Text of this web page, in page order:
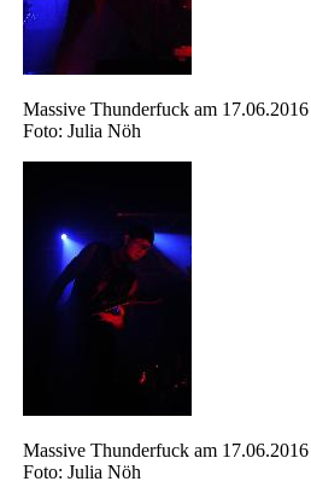
Massive Thunderfuck am
Foto: Julia Nöh
Massive Thunderfuck am
Foto: Julia Nöh